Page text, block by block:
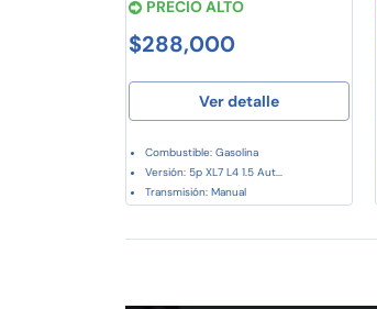
PRECIO ALTO
$288,000
Ver detalle
Combustible: Gasolina
Versión: 5p XL7 L4 1.5 Aut...
Transmisión: Manual